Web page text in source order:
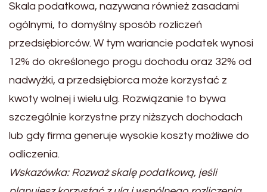
Skala podatkowa, nazywana również zasadami
ogólnymi, to domyślny sposób rozliczeń
przedsiębiorców. W tym wariancie podatek wynosi
12% do określonego progu dochodu oraz 32% od
nadwyżki, a przedsiębiorca może korzystać z
kwoty wolnej i wielu ulg. Rozwiązanie to bywa
szczególnie korzystne przy niższych dochodach
lub gdy firma generuje wysokie koszty możliwe do
odliczenia.
Wskazówka: Rozważ skalę podatkową, jeśli